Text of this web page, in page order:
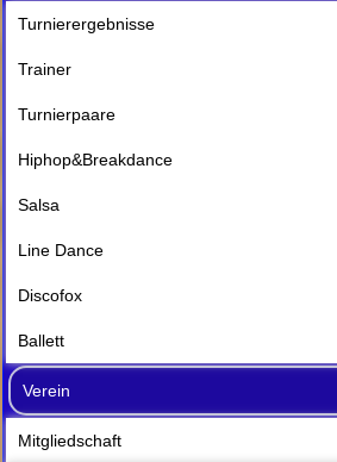
Turnierergebnisse
Trainer
Turnierpaare
Hiphop&Breakdance
Salsa
Line Dance
Discofox
Ballett
Verein
Mitgliedschaft